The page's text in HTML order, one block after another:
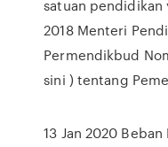
satuan pendidikan
2018 Menteri
Permendikbud
sini ) tentang
13 Jan 2020